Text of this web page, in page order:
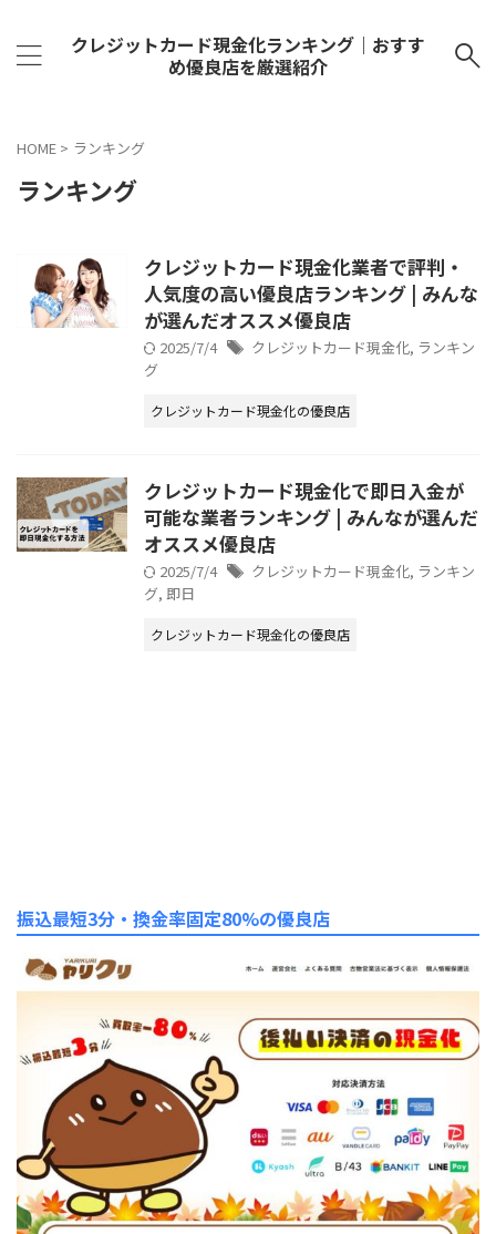
クレジットカード現金化ランキング｜おすす
め優良店を厳選紹介
HOME > ランキング
ランキング
クレジットカード現金化業者で評判・
人気度の高い優良店ランキング | みんな
が選んだオススメ優良店
2025/7/4 クレジットカード現金化, ランキン
グ
クレジットカード現金化の優良店
クレジットカード現金化で即日入金が
可能な業者ランキング | みんなが選んだ
オススメ優良店
2025/7/4 クレジットカード現金化, ランキン
グ, 即日
クレジットカード現金化の優良店
振込最短3分・換金率固定80%の優良店